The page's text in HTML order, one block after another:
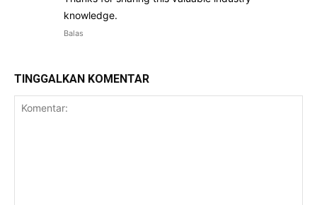
knowledge.
Balas
TINGGALKAN KOMENTAR